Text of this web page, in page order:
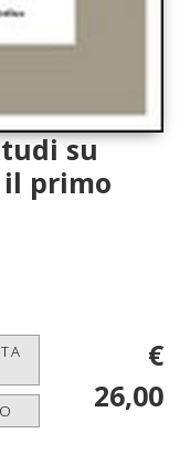
su
il primo
€
26,00